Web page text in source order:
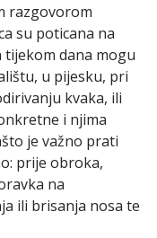
razgovorom
su poticana na
tijekom dana mogu
u pijesku, pri
kvaka, ili
i njima
je važno prati
prije obroka,
na
ili brisanja nosa te